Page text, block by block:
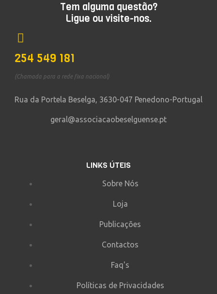
Tem alguma questão?
Ligue ou visite-nos.
254 549 181
(Chamada para a rede fixa nacional)
Rua da Portela Beselga, 3630-047 Penedono-Portugal
geral@associacaobeselguense.pt
LINKS ÚTEIS
Sobre Nós
Loja
Publicações
Contactos
Faq's
Políticas de Privacidades